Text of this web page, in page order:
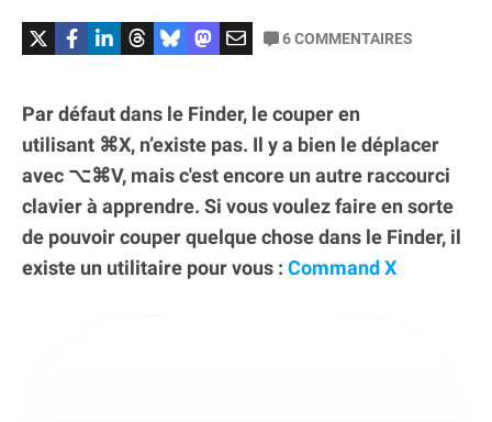
6COMMENTAIRES
Par défaut dans le Finder, le couper en
utilisant ⌘X, n’existe pas. Il y a bien le déplacer
avec ⌥⌘V, mais c'est encore un autre raccourci
clavier à apprendre. Si vous voulez faire en sorte
de pouvoir couper quelque chose dans le Finder, il
existe un utilitaire pour vous : Command X